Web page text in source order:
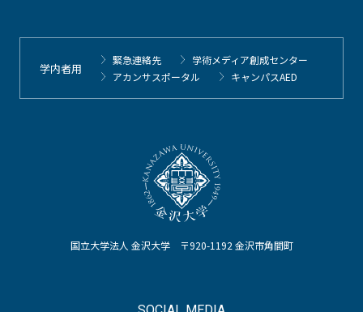
国立大学法人 金沢大学 〒920-1192 金沢市角間町
学内者用
緊急連絡先
学術メディア創成センター
アカンサスポータル
キャンパスAED